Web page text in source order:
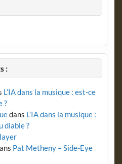
:
L’IA dans la musique : est-ce
?
dans L’IA dans la musique :
diable ?
Pat Metheny – Side-Eye